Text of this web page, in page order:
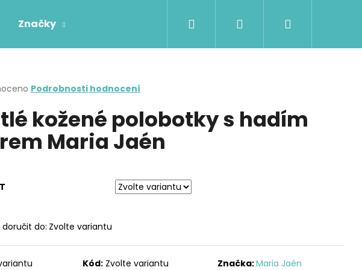
Značky Přihlášení
Podrobnosti hodnocení
kožené polobotky s hadím
Maria Jaén
do: Zvolte variantu
Kód: Zvolte variantu Značka:Maria Jaén